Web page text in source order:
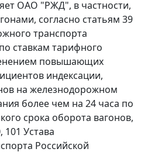
ОАО "РЖД", в частности,
согласно статьям 39
транспорта
ставкам тарифного
повышающих
индексации,
на железнодорожном
более чем на 24 часа по
срока оборота вагонов,
, 101 Устава
Российской